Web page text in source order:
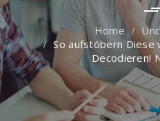
So aufstöbern Diese
Decodieren!